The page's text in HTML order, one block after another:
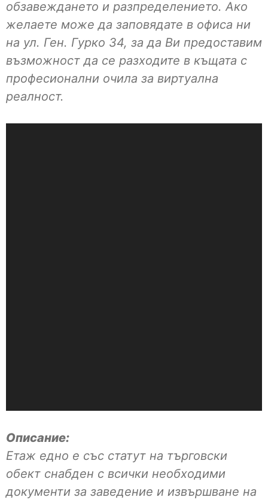
обзавеждането и разпределението. Ако
желаете може да заповядате в офиса ни
на ул. Ген. Гурко 34, за да Ви предоставим
възможност да се разходите в къщата с
професионални очила за виртуална
реалност.
Описание:
Етаж едно е със статут на търговски
обект снабден с всички необходими
документи за заведение и извършване на